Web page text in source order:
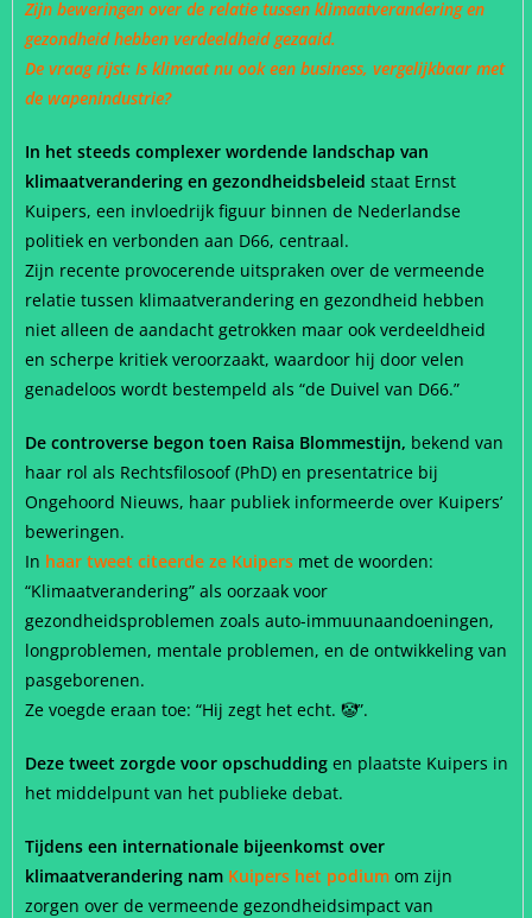
Zijn beweringen over de relatie tussen klimaatverandering en
gezondheid hebben verdeeldheid gezaaid.
De vraag rijst: Is klimaat nu ook een business, vergelijkbaar met
de wapenindustrie?
In het steeds complexer wordende landschap van
klimaatverandering en gezondheidsbeleid staat Ernst
Kuipers, een invloedrijk figuur binnen de Nederlandse
politiek en verbonden aan D66, centraal.
Zijn recente provocerende uitspraken over de vermeende
relatie tussen klimaatverandering en gezondheid hebben
niet alleen de aandacht getrokken maar ook verdeeldheid
en scherpe kritiek veroorzaakt, waardoor hij door velen
genadeloos wordt bestempeld als “de Duivel van D66.”
De controverse begon toen Raisa Blommestijn, bekend van
haar rol als Rechtsfilosoof (PhD) en presentatrice bij
Ongehoord Nieuws, haar publiek informeerde over Kuipers’
beweringen.
In haar tweet citeerde ze Kuipers met de woorden:
“Klimaatverandering” als oorzaak voor
gezondheidsproblemen zoals auto-immuunaandoeningen,
longproblemen, mentale problemen, en de ontwikkeling van
pasgeborenen.
Ze voegde eraan toe: “Hij zegt het echt. 🤡”.
Deze tweet zorgde voor opschudding en plaatste Kuipers in
het middelpunt van het publieke debat.
Tijdens een internationale bijeenkomst over
klimaatverandering nam Kuipers het podium om zijn
zorgen over de vermeende gezondheidsimpact van